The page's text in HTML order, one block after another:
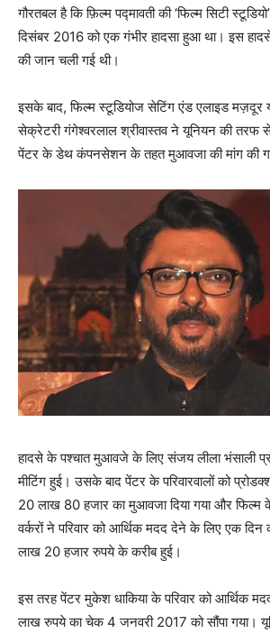
गौरतबल है कि फ़िल्म पद्मावती की ‘फिल्‍म सिटी
दिसंबर 2016 को एक गंभीर हादसा हुआ था। इस
की जान चली गई थी।
इसके बाद, फिल्म स्टूडियोज सेटिंग एंड एलाइड
सेक्रेटरी गंगेश्वरलाल श्रीवास्तव ने यूनियन की तरफ
पेंटर के डेथ कंपनसेशन के तहत मुआवजा की मांग की
हादसे के पश्‍चात मुआवजे के लिए संजय लीला भंसाली
मीटिंग हुई। उसके बाद पेंटर के परिवारवालों को
20 लाख 80 हजार का मुआवजा दिया गया और
वर्करों ने परिवार को आर्थिक मदद देने के लिए एक दिन
लाख 20 हजार रुपये के करीब हुई।
इस तरह पेंटर मुकेश धाकिया के परिवार को आर्थिक
लाख रुपये का चेक 4 जनवरी 2017 को सौंपा गया।